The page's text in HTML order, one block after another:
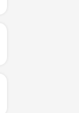
ЛАЙКОВ
ЛАЙКОВ